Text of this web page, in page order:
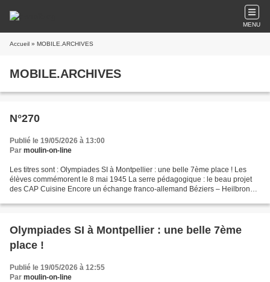
MENU
Accueil » MOBILE.ARCHIVES
MOBILE.ARCHIVES
N°270
Publié le 19/05/2026 à 13:00
Par moulin-on-line
Les titres sont : Olympiades SI à Montpellier : une belle 7ème place ! Les
élèves commémorent le 8 mai 1945 La serre pédagogique : le beau projet
des CAP Cuisine Encore un échange franco-allemand Béziers – Heilbronn
Olympiades SI à Montpellier : une belle 7ème
place !
Publié le 19/05/2026 à 12:55
Par moulin-on-line